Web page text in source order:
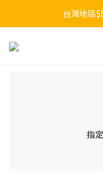
【夏日總動員
台灣地區
LINE官方
指